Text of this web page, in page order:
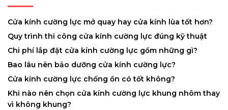
Cửa kính cường lực mở quay hay cửa kính lùa tốt hơn?
Quy trình thi công cửa kính cường lực đúng kỹ thuật
Chi phí lắp đặt cửa kính cường lực gồm những gì?
Bao lâu nên bảo dưỡng cửa kính cường lực?
Cửa kính cường lực chống ồn có tốt không?
Khi nào nên chọn cửa kính cường lực khung nhôm thay
vì không khung?